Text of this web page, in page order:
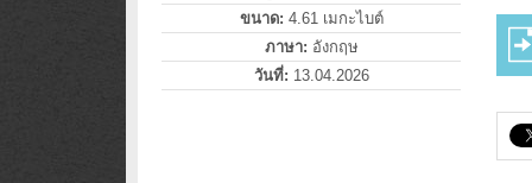
ขนาด: 4.61 เมกะไบต์
ภาษา: อังกฤษ
วันที่: 13.04.2026